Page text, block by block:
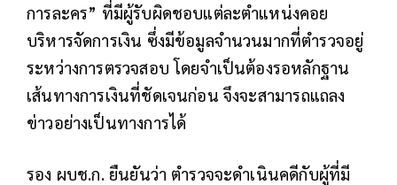
การละคร” ที่มีผู้รับผิดชอบแต่ละตำแหน่งคอย
บริหารจัดการเงิน ซึ่งมีข้อมูลจำนวนมากที่ตำรวจอยู่
ระหว่างการตรวจสอบ โดยจำเป็นต้องรอหลักฐาน
เส้นทางการเงินที่ชัดเจนก่อน จึงจะสามารถแถลง
ข่าวอย่างเป็นทางการได้
รอง ผบช.ก. ยืนยันว่า ตำรวจจะดำเนินคดีกับผู้ที่มี